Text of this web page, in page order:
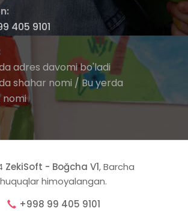
405 9101
adres davomi bo'ladi
shahar nomi / Bu yerda
nomi
ZekiSoft - Boğcha V1, Barcha
huquqlar himoyalangan.
+998 99 405 9101